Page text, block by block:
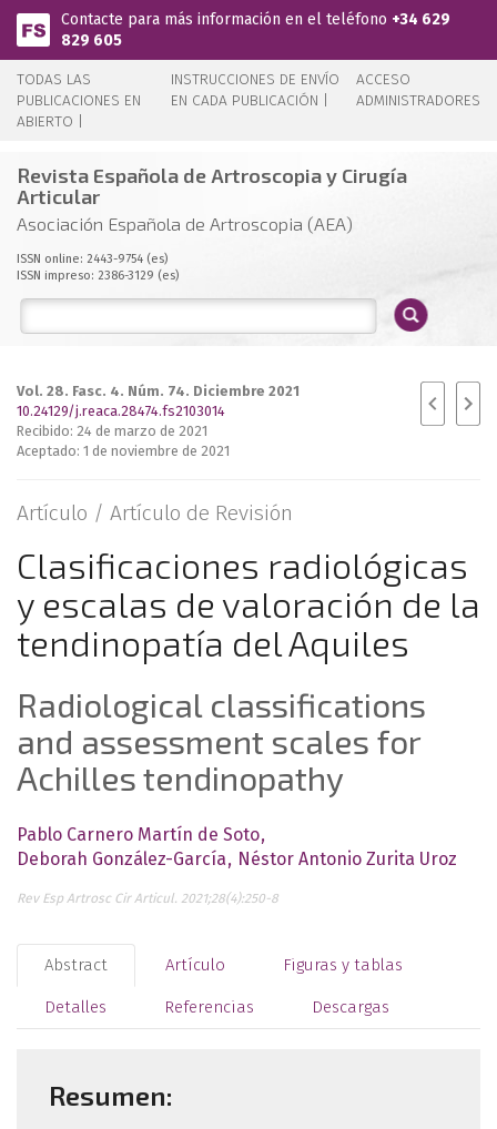
Pasar al contenido principal
Contacte para más información en el teléfono +34 629
829 605
TODAS LAS
PUBLICACIONES EN
ABIERTO |
INSTRUCCIONES DE ENVÍO
EN CADA PUBLICACIÓN |
ACCESO
ADMINISTRADORES
Revista Española de Artroscopia y Cirugía
Articular
Asociación Española de Artroscopia (AEA)
ISSN online: 2443-9754 (es)
ISSN impreso: 2386-3129 (es)
Vol. 28. Fasc. 4. Núm. 74. Diciembre 2021
10.24129/j.reaca.28474.fs2103014
Recibido: 24 de marzo de 2021
Aceptado: 1 de noviembre de 2021
Artículo / Artículo de Revisión
Clasificaciones radiológicas
y escalas de valoración de la
tendinopatía del Aquiles
Radiological classifications
and assessment scales for
Achilles tendinopathy
Pablo Carnero Martín de Soto
Deborah González-García
Néstor Antonio Zurita Uroz
Rev Esp Artrosc Cir Articul. 2021;28(4):250-8
Abstract Artículo Figuras y tablas
Detalles Referencias Descargas
Resumen: